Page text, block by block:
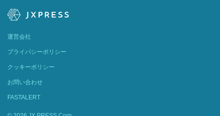
運営会社
プライバシーポリシー
クッキーポリシー
お問い合わせ
FASTALERT